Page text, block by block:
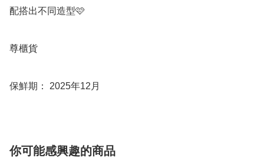
配搭出不同造型🩷
尊櫃貨
保鮮期： 2025年12月
你可能感興趣的商品